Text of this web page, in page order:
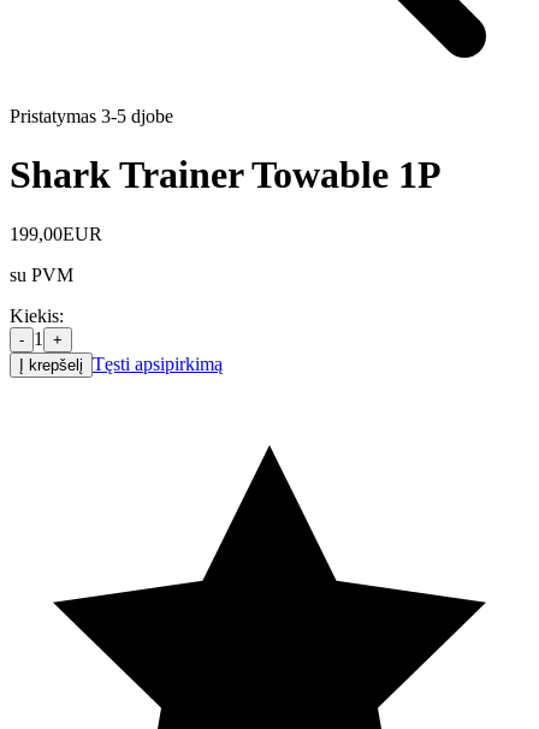
Pristatymas 3-5 djobe
Shark Trainer Towable 1P
199,00EUR
su PVM
Kiekis:
- 1
+
Į krepšelį Tęsti apsipirkimą